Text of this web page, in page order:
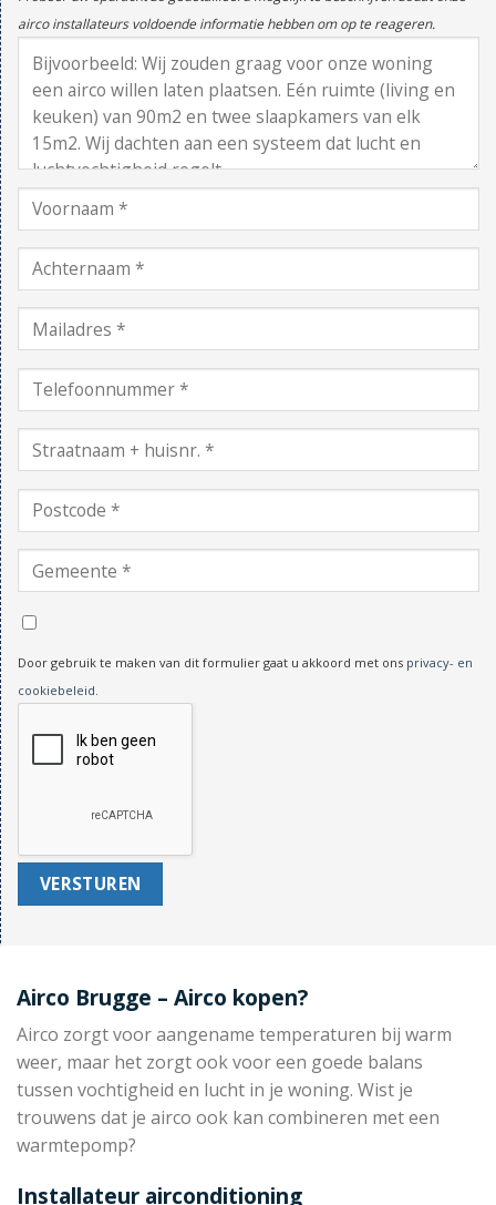
airco installateurs voldoende informatie hebben om op te reageren.
Door gebruik te maken van dit formulier gaat u akkoord met ons privacy- en
cookiebeleid
Airco Brugge – Airco kopen?
Airco zorgt voor aangename temperaturen bij warm
weer, maar het zorgt ook voor een goede balans
tussen vochtigheid en lucht in je woning. Wist je
trouwens dat je airco ook kan combineren met een
warmtepomp?
Installateur airconditioning